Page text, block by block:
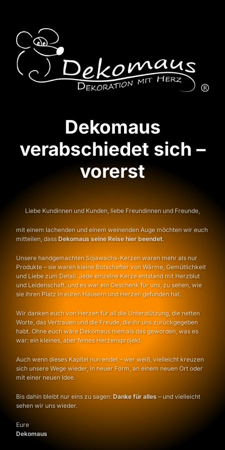
Dekomaus
verabschiedet sich –
vorerst
Liebe Kundinnen und Kunden, liebe Freundinnen und Freunde,
mit einem lachenden und einem weinenden Auge möchten wir euch
mitteilen, dass Dekomaus seine Reise hier beendet.
Unsere handgemachten Sojawachs-Kerzen waren mehr als nur
Produkte – sie waren kleine Botschafter von Wärme, Gemütlichkeit
und Liebe zum Detail. Jede einzelne Kerze entstand mit Herzblut
und Leidenschaft, und es war ein Geschenk für uns, zu sehen, wie
sie ihren Platz in euren Häusern und Herzen gefunden hat.
Wir danken euch von Herzen für all die Unterstützung, die netten
Worte, das Vertrauen und die Freude, die ihr uns zurückgegeben
habt. Ohne euch wäre Dekomaus niemals das geworden, was es
war: ein kleines, aber feines Herzensprojekt.
Auch wenn dieses Kapitel nun endet – wer weiß, vielleicht kreuzen
sich unsere Wege wieder, in neuer Form, an einem neuen Ort oder
mit einer neuen Idee.
Bis dahin bleibt nur eins zu sagen: Danke für alles– und vielleicht
sehen wir uns wieder.
Eure
Dekomaus